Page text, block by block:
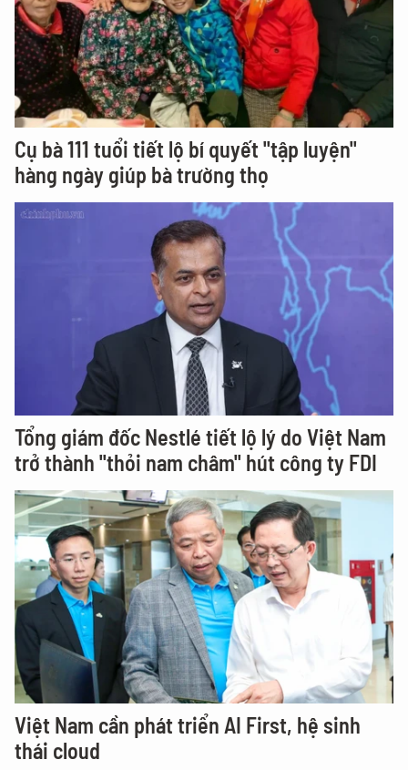
Cụ bà 111 tuổi tiết lộ bí quyết "tập luyện"
hàng ngày giúp bà trường thọ
Tổng giám đốc Nestlé tiết lộ lý do Việt Nam
trở thành "thỏi nam châm" hút công ty FDI
Việt Nam cần phát triển AI First, hệ sinh
thái cloud